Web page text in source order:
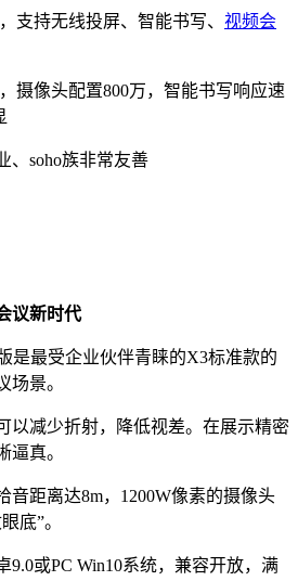
持无线投屏、智能书写、 视频会
像头配置800万，智能书写响应速
soho族非常友善
议新时代
最受企业伙伴青睐的X3标准款的
场景。
减少折射，降低视差。在展示精密
逼真。
距离达8m，1200W像素的摄像头
底”。
或PC Win10系统，兼容开放，满